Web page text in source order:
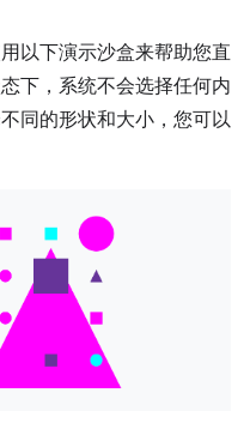
以下演示沙盒来帮助您直
下，系统不会选择任何内
同的形状和大小，您可以